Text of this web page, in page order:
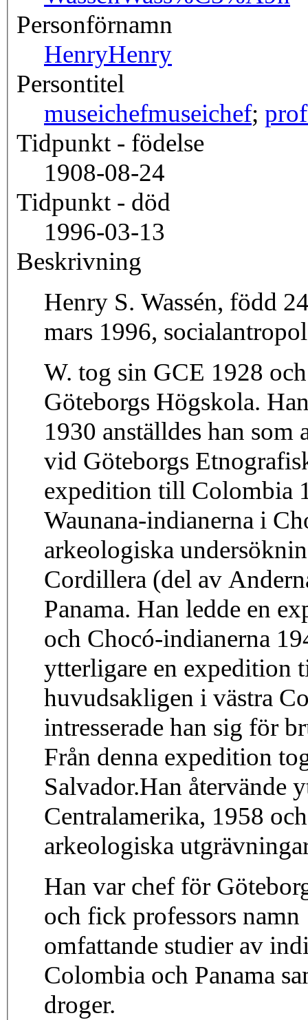
Personförnamn
HenryHenry
Persontitel
museichefmuseichef;
Tidpunkt - födelse
1908-08-24
Tidpunkt - död
1996-03-13
Beskrivning
Henry S. Wassén, född
mars 1996,
W. tog sin GCE 1928
Göteborgs Högskola.
1930 anställdes han
vid Göteborgs
expedition till Colombia
Waunana-indianerna i
arkeologiska
Cordillera (del av
Panama. Han ledde en
och Chocó-indianerna
ytterligare en expedition
huvudsakligen i västra
intresserade han sig för
Från denna expedition
Salvador.Han återvände
Centralamerika, 1958
arkeologiska
Han var chef för
och fick professors
omfattande studier av
Colombia och Panama
droger.